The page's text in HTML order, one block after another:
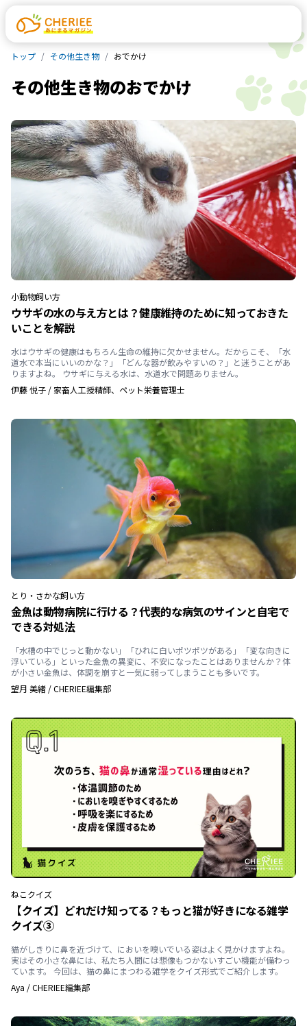
トップ その他生き物 おでかけ
その他生き物のおでかけ
小動物飼い方
ウサギの水の与え方とは？健康維持のために知っておきた
いことを解説
水はウサギの健康はもちろん生命の維持に欠かせません。だからこそ、「水
道水で本当にいいのかな？」「どんな器が飲みやすいの？」と迷うことがあ
りますよね。 ウサギに与える水は、水道水で問題ありません。
伊藤 悦子 / 家畜人工授精師、ペット栄養管理士
とり・さかな飼い方
金魚は動物病院に行ける？代表的な病気のサインと自宅で
できる対処法
「水槽の中でじっと動かない」「ひれに白いポツポツがある」「変な向きに
浮いている」といった金魚の異変に、不安になったことはありませんか？体
が小さい金魚は、体調を崩すと一気に弱ってしまうことも多いです。
望月 美緒 /CHERIEE編集部
ねこクイズ
【クイズ】どれだけ知ってる？もっと猫が好きになる雑学
クイズ③
猫がしきりに鼻を近づけて、においを嗅いでいる姿はよく見かけますよね。
実はその小さな鼻には、私たち人間には想像もつかないすごい機能が備わっ
ています。 今回は、猫の鼻にまつわる雑学をクイズ形式でご紹介します。
Aya /CHERIEE編集部